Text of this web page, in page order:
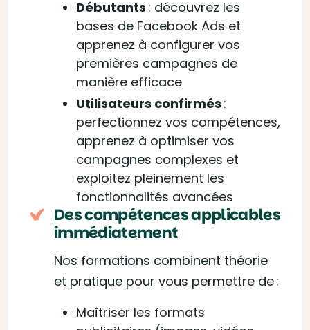
Débutants : découvrez les
bases de Facebook Ads et
apprenez à configurer vos
premières campagnes de
manière efficace
Utilisateurs confirmés :
perfectionnez vos compétences,
apprenez à optimiser vos
campagnes complexes et
exploitez pleinement les
fonctionnalités avancées
Des compétences applicables
immédiatement
Nos formations combinent théorie
et pratique pour vous permettre de :
Maîtriser les formats